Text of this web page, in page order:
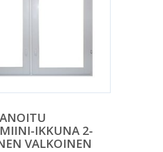
IKKUNA 2-
VALKOINEN